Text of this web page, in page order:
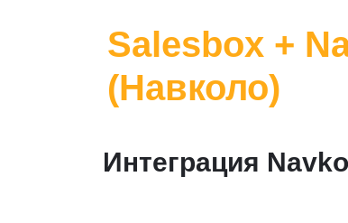
Salesbox +
(Навколо)
Интеграция